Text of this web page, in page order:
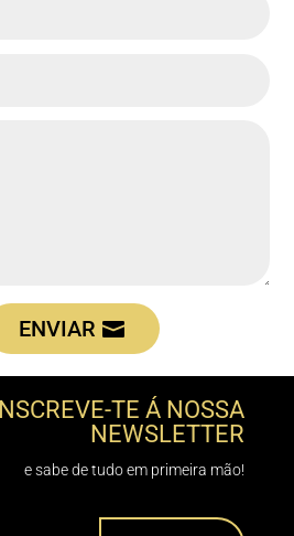
ENVIAR
INSCREVE-TE Á NOSSA
NEWSLETTER
e sabe de tudo em primeira mão!